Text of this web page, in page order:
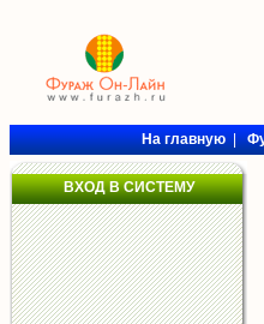
На главную|
ВХОД В СИСТЕМУ